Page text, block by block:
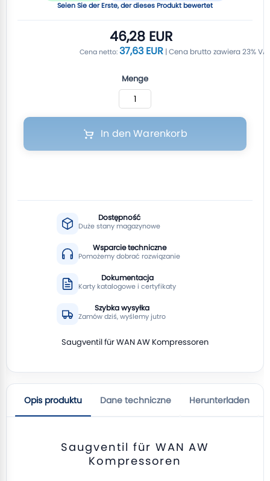
Seien Sie der Erste, der dieses Produkt bewertet
46,28 EUR
37,63 EUR
Menge
In den Warenkorb
Dostępność
Duże stany magazynowe
Wsparcie techniczne
Pomożemy dobrać rozwiązanie
Dokumentacja
Karty katalogowe i certyfikaty
Szybka wysyłka
Zamów dziś, wyślemy jutro
Saugventil für WAN AW Kompressoren
Opis produktu Dane techniczne Herunterladen
Saugventil für WAN AW
Kompressoren